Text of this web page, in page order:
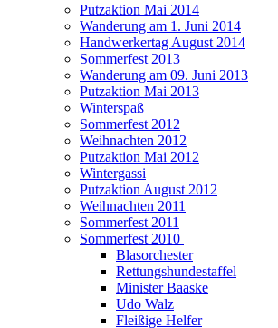
Putzaktion Mai 2014
Wanderung am 1. Juni 2014
Handwerkertag August 2014
Sommerfest 2013
Wanderung am 09. Juni 2013
Putzaktion Mai 2013
Winterspaß
Sommerfest 2012
Weihnachten 2012
Putzaktion Mai 2012
Wintergassi
Putzaktion August 2012
Weihnachten 2011
Sommerfest 2011
Sommerfest 2010
Blasorchester
Rettungshundestaffel
Minister Baaske
Udo Walz
Fleißige Helfer